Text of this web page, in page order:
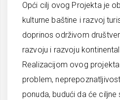
Opći cilj ovog Projekta je
kulturne baštine i razvoj
doprinos održivom
razvoju i razvoju
Realizacijom ovog
problem,
ponuda, budući da će